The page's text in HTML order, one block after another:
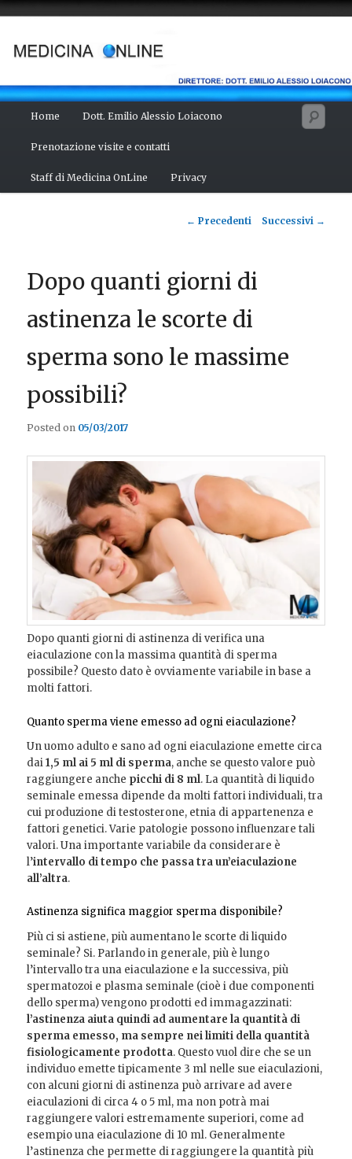
contenuto
principale
Home Dott. Emilio Alessio Loiacono
Prenotazione visite e contatti
Staff di Medicina OnLine Privacy
Navigazione
← Precedenti Successivi →
Dopo quanti giorni di
astinenza le scorte di
sperma sono le massime
possibili?
Posted on 05/03/2017
Dopo quanti giorni di astinenza di verifica una
eiaculazione con la massima quantità di sperma
possibile? Questo dato è ovviamente variabile in base a
molti fattori.
Quanto sperma viene emesso ad ogni eiaculazione?
Un uomo adulto e sano ad ogni eiaculazione emette circa
dai1,5 ml ai 5 ml di sperma, anche se questo valore può
raggiungere anche picchi di 8 ml. La quantità di liquido
seminale emessa dipende da molti fattori individuali, tra
cui produzione di testosterone, etnia di appartenenza e
fattori genetici. Varie patologie possono influenzare tali
valori. Una importante variabile da considerare è
l’intervallo di tempo che passa tra un’eiaculazione
all’altra.
Astinenza significa maggior sperma disponibile?
Più ci si astiene, più aumentano le scorte di liquido
seminale? Si. Parlando in generale, più è lungo
l’intervallo tra una eiaculazione e la successiva, più
spermatozoi e plasma seminale (cioè i due componenti
dello sperma) vengono prodotti ed immagazzinati:
l’astinenza aiuta quindi ad aumentare la quantità di
sperma emesso, ma sempre nei limiti della quantità
fisiologicamente prodotta. Questo vuol dire che se un
individuo emette tipicamente 3 ml nelle sue eiaculazioni,
con alcuni giorni di astinenza può arrivare ad avere
eiaculazioni di circa 4 o 5 ml, ma non potrà mai
raggiungere valori estremamente superiori, come ad
esempio una eiaculazione di 10 ml. Generalmente
l’astinenza che permette di raggiungere la quantità più